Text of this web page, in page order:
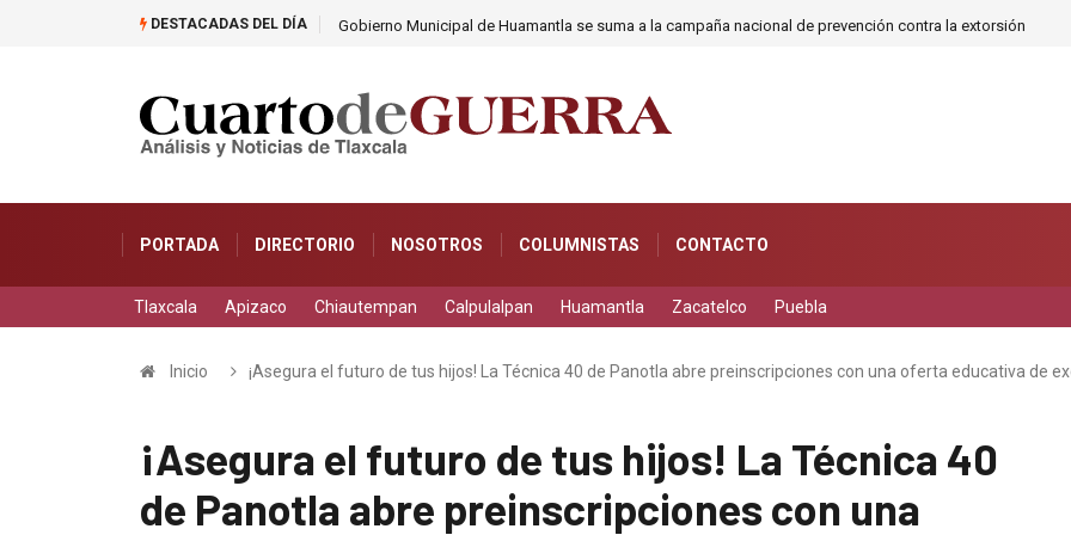
DESTACADAS DEL DÍA Gobierno Municipal de Huamantla se suma a la campaña nacional de prevención contra la extorsión
PORTADA DIRECTORIO NOSOTROS COLUMNISTAS CONTACTO
Tlaxcala Apizaco Chiautempan Calpulalpan Huamantla Zacatelco Puebla
Inicio ¡Asegura el futuro de tus hijos! La Técnica 40 de Panotla abre preinscripciones con una oferta educativa de
¡Asegura el futuro de tus hijos! La Técnica 40
de Panotla abre preinscripciones con una